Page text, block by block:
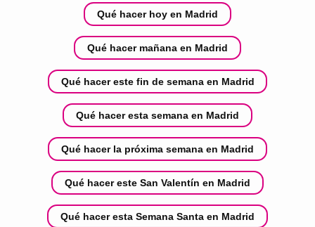
Qué hacer hoy en Madrid
Qué hacer mañana en Madrid
Qué hacer este fin de semana en Madrid
Qué hacer esta semana en Madrid
Qué hacer la próxima semana en Madrid
Qué hacer este San Valentín en Madrid
Qué hacer esta Semana Santa en Madrid